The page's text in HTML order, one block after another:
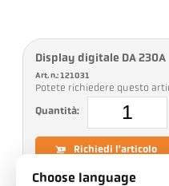
Display digitale DA 230A
Art. n.: 121031
Potete richiedere questo
Quantità:
Richiedi l'articolo
Choose language